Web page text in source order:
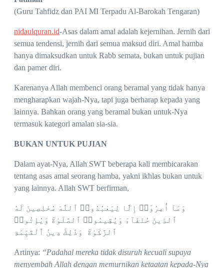
(Guru Tahfidz dan PAI MI Terpadu Al-Barokah Tengaran)
nidaulquran.id-Asas dalam amal adalah kejernihan. Jernih dari
semua tendensi, jernih dari semua maksud diri. Amal hamba
hanya dimaksudkan untuk Rabb semata, bukan untuk pujian
dan pamer diri.
Karenanya Allah membenci orang beramal yang tidak hanya
mengharapkan wajah-Nya, tapi juga berharap kepada yang
lainnya. Bahkan orang yang beramal bukan untuk-Nya
termasuk kategori amalan sia-sia.
BUKAN UNTUK PUJIAN
Dalam ayat-Nya, Allah SWT beberapa kali membicarakan
tentang asas amal seorang hamba, yakni ikhlas bukan untuk
yang lainnya. Allah SWT berfirman,
وَمَآ أُمِرُوٓا۟ إِلَّا لِيَعْبُدُوا۟ ٱللَّهَ مُخْلِصِينَ لَهُ
ٱلدِّينَ حُنَفَآءَ وَيُقِيمُوا۟ ٱلصَّلَوٰةَ وَيُؤْتُوا۟
ٱلزَّكَوٰةَ وَذَٰلِكَ دِينُ ٱلْقَيِّمَةِ
Artinya: “Padahal mereka tidak disuruh kecuali supaya
menyembah Allah dengan memurnikan ketaatan kepada-Nya